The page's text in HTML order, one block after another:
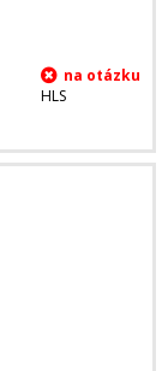
HLS